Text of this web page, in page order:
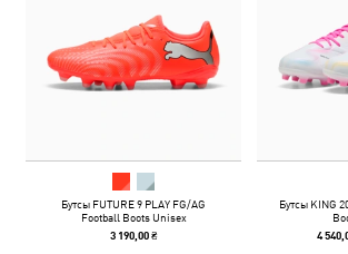
Бутсы FUTURE 9 PLAY FG/AG
Football Boots Unisex
3 190,00 ₴
Бутсы KING
4